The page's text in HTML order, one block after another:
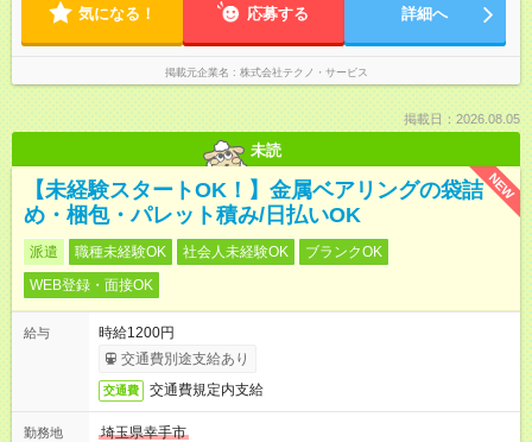
気になる！ 応募する 詳細へ
掲載元企業名 株式会社テクノ・サービス
掲載日：2026.08.05
未読
NEW
【未経験スタートOK！】金属ベアリングの袋詰
め・梱包・パレット積み/日払いOK
派遣 職種未経験OK 社会人未経験OK
ブランクOK
WEB登録・面接OK
給与
時給1200円
交通費別途支給あり
交通費 交通費規定内支給
勤務地
埼玉県幸手市